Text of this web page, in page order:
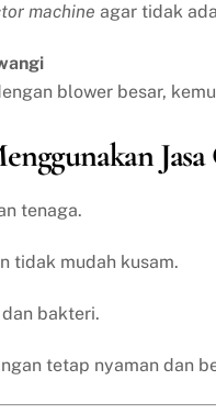
machine agar tidak
blower besar,
tenaga.
tidak mudah kusam.
bakteri.
tetap nyaman dan